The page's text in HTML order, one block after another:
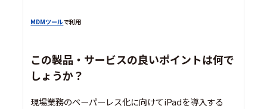
MDMツールで利用
この製品・サービスの良いポイントは何で
しょうか？
現場業務のペーパーレス化に向けてiPadを導入する